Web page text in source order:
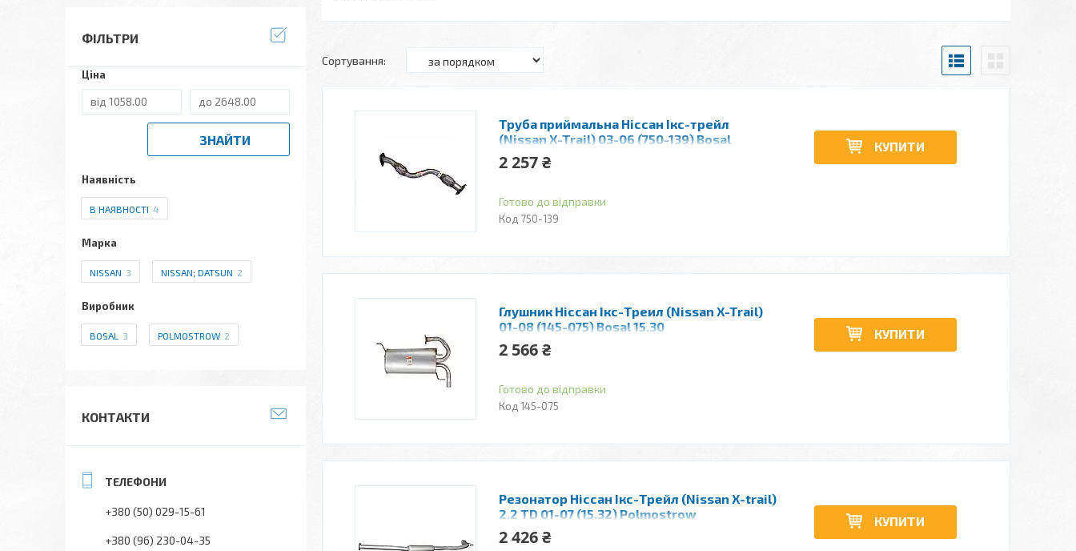
КУПИТИ
Труба приймальна Ніссан Ікс-трейл
(Nissan X-Trail) 03-06 (750-139) Bosal
алюминизированный
2 257 ₴
Готово до відправки
750-139
КУПИТИ
Глушник Ніссан Ікс-Треил (Nissan X-Trail)
01-08 (145-075) Bosal 15.30
алюминизированный
2 566 ₴
Готово до відправки
145-075
КУПИТИ
Резонатор Ніссан Ікс-Трейл (Nissan X-trail)
2.2 TD 01-07 (15.32) Polmostrow
алюминизированный
2 426 ₴
ФІЛЬТРИ
Ціна
ЗНАЙТИ
Наявність
В НАЯВНОСТІ 4
Марка
NISSAN 3 NISSAN; DATSUN 2
Виробник
BOSAL 3 POLMOSTROW 2
КОНТАКТИ
+380 (50) 029-15-61
+380 (96) 230-04-35